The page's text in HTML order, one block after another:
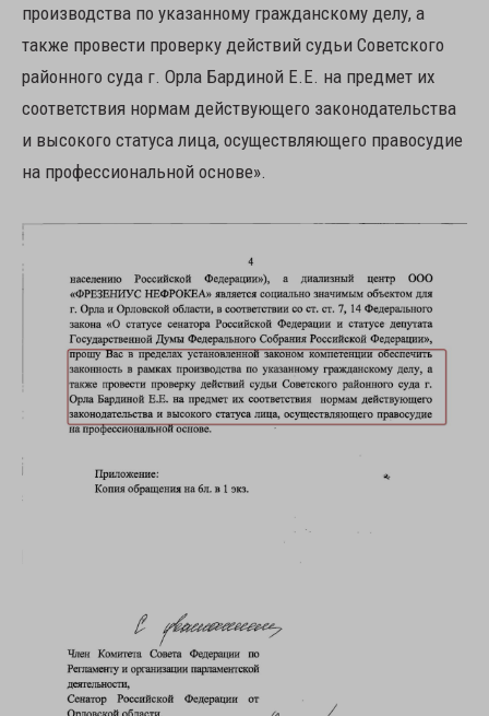
производства по указанному гражданскому делу, а
также провести проверку действий судьи Советского
районного суда г. Орла Бардиной Е.Е. на предмет их
соответствия нормам действующего законодательства
и высокого статуса лица, осуществляющего правосудие
на профессиональной основе».